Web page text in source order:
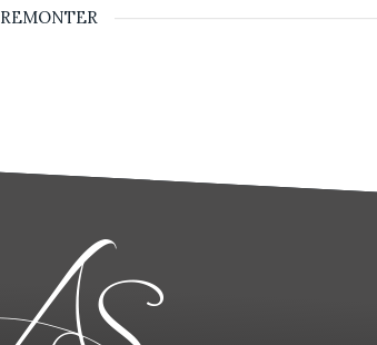
REMONTER